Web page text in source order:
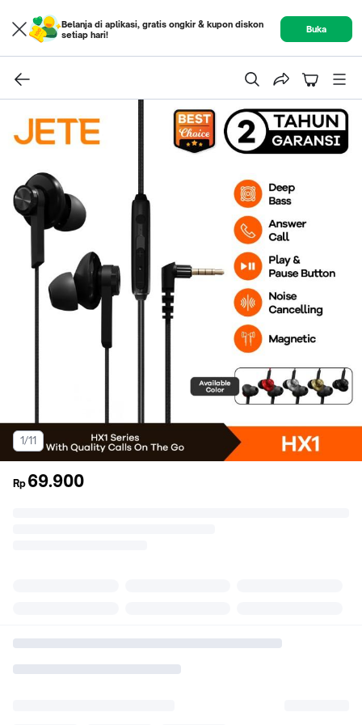
Belanja di aplikasi, gratis ongkir & kupon diskon
setiap hari!
Buka
1/11
Rp 69.900